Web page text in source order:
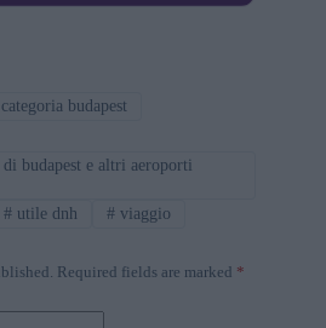
budapest
budapest e altri aeroporti
# utile dnh # viaggio
Required fields are marked *